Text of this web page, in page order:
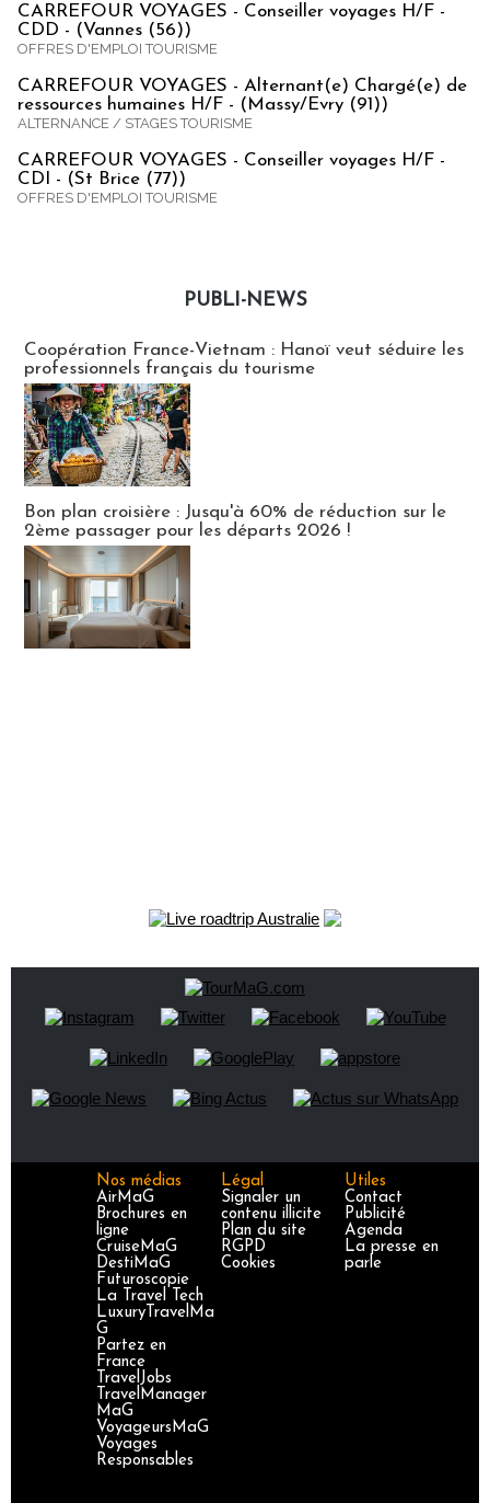
CARREFOUR VOYAGES - Conseiller voyages H/F -
CDD - (Vannes (56))
OFFRES D'EMPLOI TOURISME
CARREFOUR VOYAGES - Alternant(e) Chargé(e) de
ressources humaines H/F - (Massy/Evry (91))
ALTERNANCE / STAGES TOURISME
CARREFOUR VOYAGES - Conseiller voyages H/F -
CDI - (St Brice (77))
OFFRES D'EMPLOI TOURISME
PUBLI-NEWS
Coopération France-Vietnam : Hanoï veut séduire les
professionnels français du tourisme
Bon plan croisière : Jusqu'à 60% de réduction sur le
2ème passager pour les départs 2026 !
Nos médias
AirMaG
Brochures en
ligne
CruiseMaG
DestiMaG
Futuroscopie
La Travel Tech
LuxuryTravelMa
G
Partez en
France
TravelJobs
TravelManager
MaG
VoyageursMaG
Voyages
Responsables
Légal
Signaler un
contenu illicite
Plan du site
RGPD
Cookies
Utiles
Contact
Publicité
Agenda
La presse en
parle